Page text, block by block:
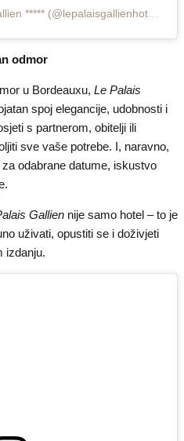
odmor
u Bordeauxu, Le Palais
spoj elegancije, udobnosti i
s partnerom, obitelji ili
sve vaše potrebe. I, naravno,
odabrane datume, iskustvo
Gallien nije samo hotel – to je
uživati, opustiti se i doživjeti
izdanju.